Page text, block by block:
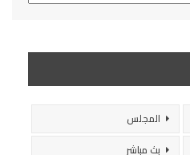
المجلس
بث مباشر